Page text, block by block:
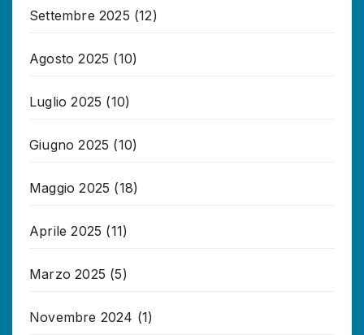
Settembre 2025 (12)
Agosto 2025 (10)
Luglio 2025 (10)
Giugno 2025 (10)
Maggio 2025 (18)
Aprile 2025 (11)
Marzo 2025 (5)
Novembre 2024 (1)